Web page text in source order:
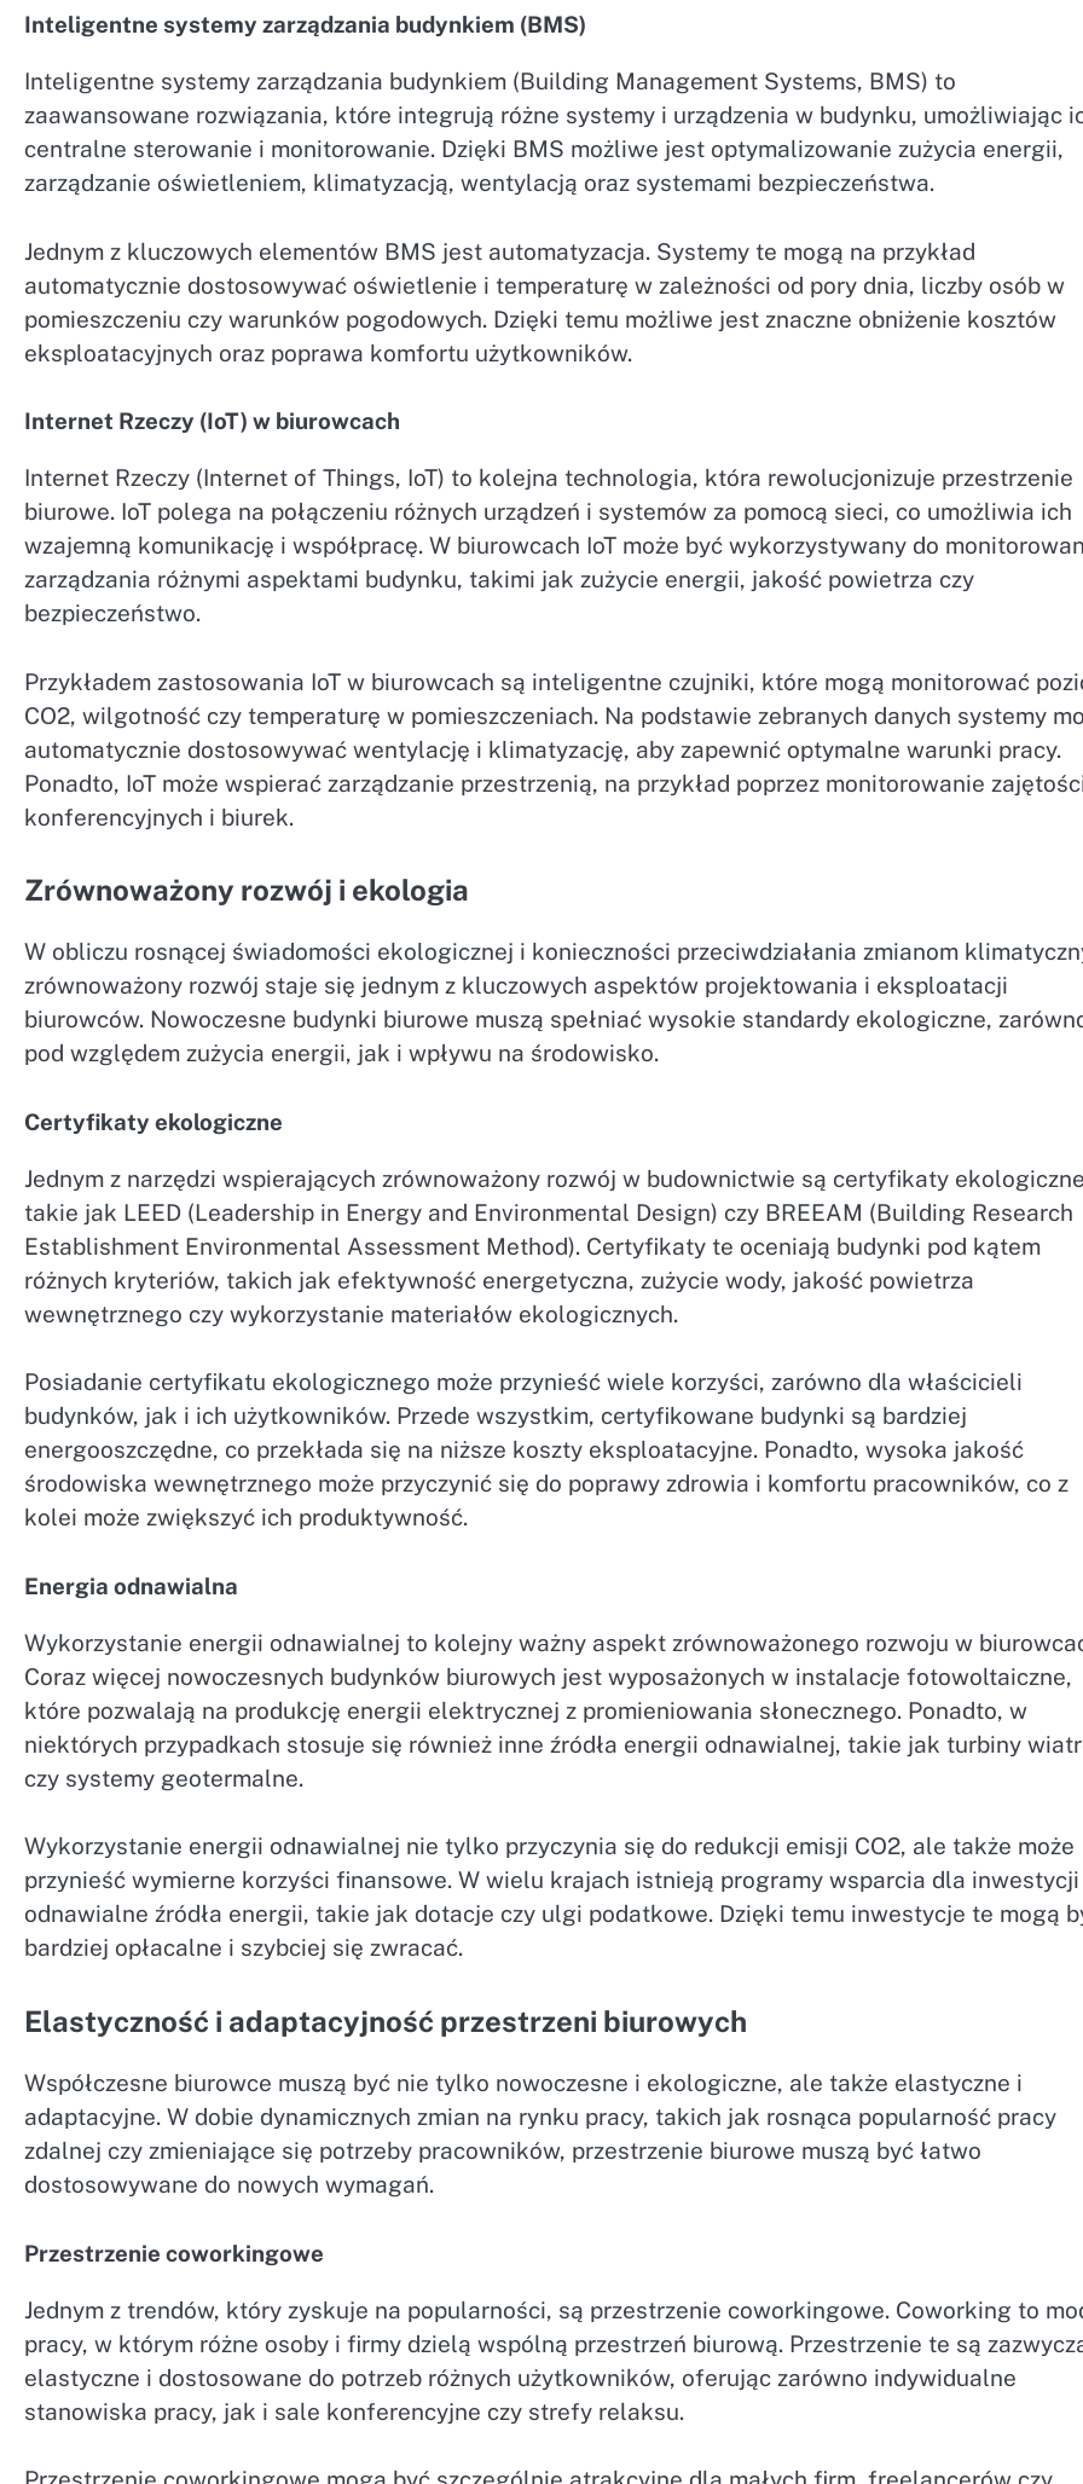
Inteligentne systemy zarządzania budynkiem (BMS)
Inteligentne systemy zarządzania budynkiem (Building Management Systems, BMS) to
zaawansowane rozwiązania, które integrują różne systemy i urządzenia w budynku, umożliwiając
centralne sterowanie i monitorowanie. Dzięki BMS możliwe jest optymalizowanie zużycia energii,
zarządzanie oświetleniem, klimatyzacją, wentylacją oraz systemami bezpieczeństwa.
Jednym z kluczowych elementów BMS jest automatyzacja. Systemy te mogą na przykład
automatycznie dostosowywać oświetlenie i temperaturę w zależności od pory dnia, liczby osób w
pomieszczeniu czy warunków pogodowych. Dzięki temu możliwe jest znaczne obniżenie kosztów
eksploatacyjnych oraz poprawa komfortu użytkowników.
Internet Rzeczy (IoT) w biurowcach
Internet Rzeczy (Internet of Things, IoT) to kolejna technologia, która rewolucjonizuje przestrzenie
biurowe. IoT polega na połączeniu różnych urządzeń i systemów za pomocą sieci, co umożliwia ich
wzajemną komunikację i współpracę. W biurowcach IoT może być wykorzystywany do
zarządzania różnymi aspektami budynku, takimi jak zużycie energii, jakość powietrza czy
bezpieczeństwo.
Przykładem zastosowania IoT w biurowcach są inteligentne czujniki, które mogą monitorować
CO2, wilgotność czy temperaturę w pomieszczeniach. Na podstawie zebranych danych systemy
automatycznie dostosowywać wentylację i klimatyzację, aby zapewnić optymalne warunki pracy.
Ponadto, IoT może wspierać zarządzanie przestrzenią, na przykład poprzez monitorowanie
konferencyjnych i biurek.
Zrównoważony rozwój i ekologia
W obliczu rosnącej świadomości ekologicznej i konieczności przeciwdziałania zmianom
zrównoważony rozwój staje się jednym z kluczowych aspektów projektowania i eksploatacji
biurowców. Nowoczesne budynki biurowe muszą spełniać wysokie standardy ekologiczne,
pod względem zużycia energii, jak i wpływu na środowisko.
Certyfikaty ekologiczne
Jednym z narzędzi wspierających zrównoważony rozwój w budownictwie są certyfikaty
takie jak LEED (Leadership in Energy and Environmental Design) czy BREEAM (Building Research
Establishment Environmental Assessment Method). Certyfikaty te oceniają budynki pod kątem
różnych kryteriów, takich jak efektywność energetyczna, zużycie wody, jakość powietrza
wewnętrznego czy wykorzystanie materiałów ekologicznych.
Posiadanie certyfikatu ekologicznego może przynieść wiele korzyści, zarówno dla właścicieli
budynków, jak i ich użytkowników. Przede wszystkim, certyfikowane budynki są bardziej
energooszczędne, co przekłada się na niższe koszty eksploatacyjne. Ponadto, wysoka jakość
środowiska wewnętrznego może przyczynić się do poprawy zdrowia i komfortu pracowników, co z
kolei może zwiększyć ich produktywność.
Energia odnawialna
Wykorzystanie energii odnawialnej to kolejny ważny aspekt zrównoważonego rozwoju w
Coraz więcej nowoczesnych budynków biurowych jest wyposażonych w instalacje fotowoltaiczne,
które pozwalają na produkcję energii elektrycznej z promieniowania słonecznego. Ponadto, w
niektórych przypadkach stosuje się również inne źródła energii odnawialnej, takie jak turbiny
czy systemy geotermalne.
Wykorzystanie energii odnawialnej nie tylko przyczynia się do redukcji emisji CO2, ale także może
przynieść wymierne korzyści finansowe. W wielu krajach istnieją programy wsparcia dla
odnawialne źródła energii, takie jak dotacje czy ulgi podatkowe. Dzięki temu inwestycje te mogą
bardziej opłacalne i szybciej się zwracać.
Elastyczność i adaptacyjność przestrzeni biurowych
Współczesne biurowce muszą być nie tylko nowoczesne i ekologiczne, ale także elastyczne i
adaptacyjne. W dobie dynamicznych zmian na rynku pracy, takich jak rosnąca popularność pracy
zdalnej czy zmieniające się potrzeby pracowników, przestrzenie biurowe muszą być łatwo
dostosowywane do nowych wymagań.
Przestrzenie coworkingowe
Jednym z trendów, który zyskuje na popularności, są przestrzenie coworkingowe. Coworking to
pracy, w którym różne osoby i firmy dzielą wspólną przestrzeń biurową. Przestrzenie te są
elastyczne i dostosowane do potrzeb różnych użytkowników, oferując zarówno indywidualne
stanowiska pracy, jak i sale konferencyjne czy strefy relaksu.